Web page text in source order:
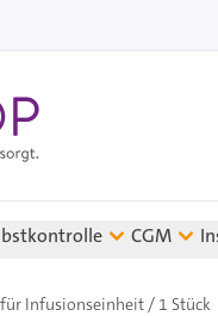
CGM
Infusionseinheit / 1 Stück